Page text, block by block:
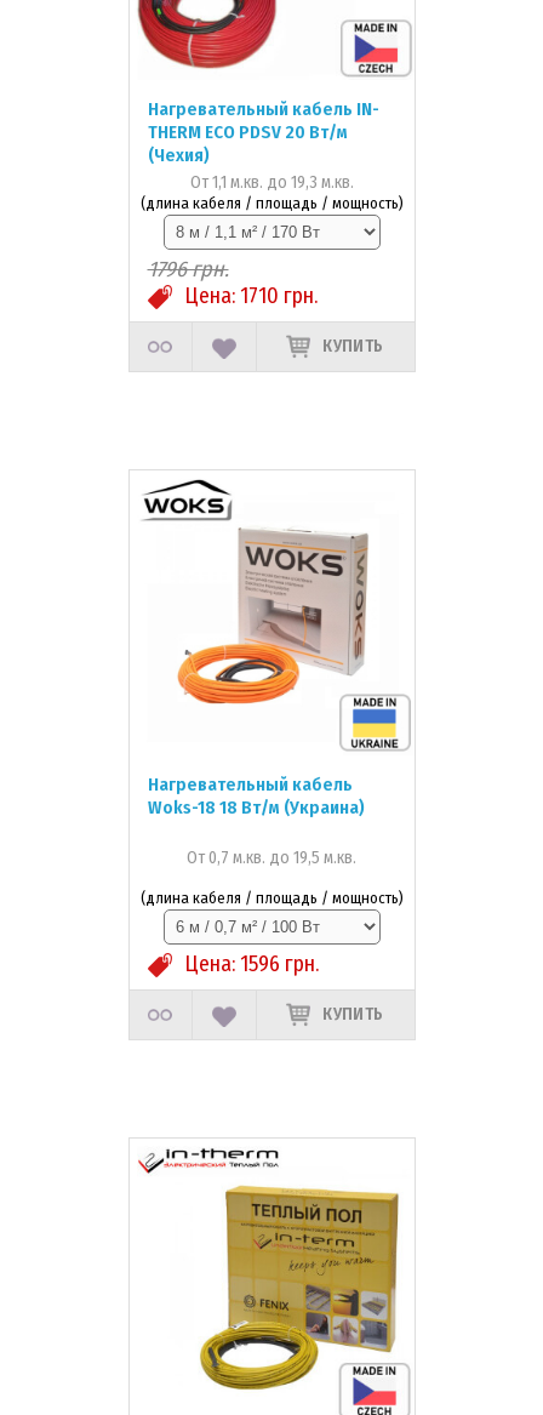
Нагревательный кабель IN-
THERM ECO PDSV 20 Вт/м
(Чехия)
От 1,1 м.кв. до 19,3 м.кв.
(длина кабеля / площадь / мощность)
1796грн.
Цена: 1710 грн.
КУПИТЬ
Нагревательный кабель
Woks-18 18 Вт/м (Украина)
От 0,7 м.кв. до 19,5 м.кв.
(длина кабеля / площадь / мощность)
Цена: 1596 грн.
КУПИТЬ